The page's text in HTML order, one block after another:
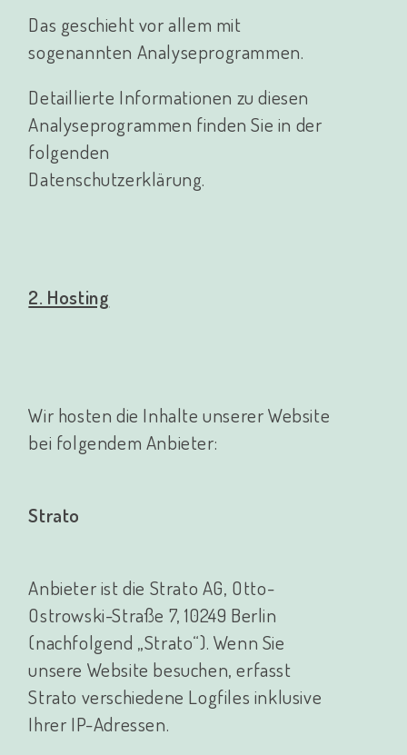
Das geschieht vor allem mit
sogenannten Analyseprogrammen.
Detaillierte Informationen zu diesen
Analyseprogrammen finden Sie in der
folgenden
Datenschutzerklärung.
2. Hosting
Wir hosten die Inhalte unserer Website
bei folgendem Anbieter:
Strato
Anbieter ist die Strato AG, Otto-
Ostrowski-Straße 7, 10249 Berlin
(nachfolgend „Strato“). Wenn Sie
unsere Website besuchen, erfasst
Strato verschiedene Logfiles inklusive
Ihrer IP-Adressen.